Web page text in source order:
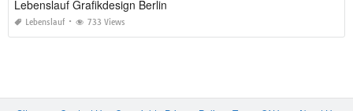
Lebenslauf Grafikdesign Berlin
Lebenslauf 733 Views